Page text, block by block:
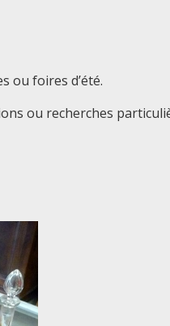
ou foires d’été.
ou recherches